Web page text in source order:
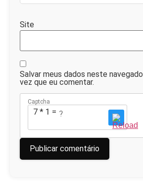
Site
Salvar meus dados neste
vez que eu comentar.
Captcha
7 * 1 = ?